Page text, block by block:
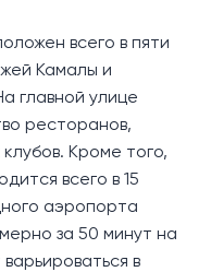
всего в пяти
Камалы и
главной улице
ресторанов,
Кроме того,
всего в 15
аэропорта
за 50 минут на
в